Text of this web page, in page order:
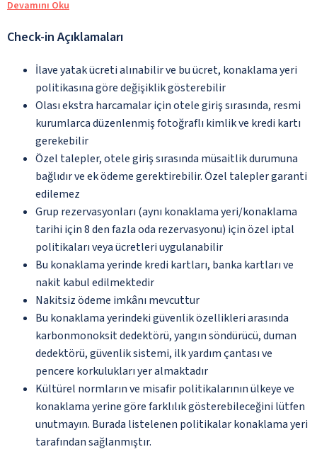
Devamını Oku
Check-in Açıklamaları
İlave yatak ücreti alınabilir ve bu ücret, konaklama yeri
politikasına göre değişiklik gösterebilir
Olası ekstra harcamalar için otele giriş sırasında, resmi
kurumlarca düzenlenmiş fotoğraflı kimlik ve kredi kartı
gerekebilir
Özel talepler, otele giriş sırasında müsaitlik durumuna
bağlıdır ve ek ödeme gerektirebilir. Özel talepler garanti
edilemez
Grup rezervasyonları (aynı konaklama yeri/konaklama
tarihi için 8 den fazla oda rezervasyonu) için özel iptal
politikaları veya ücretleri uygulanabilir
Bu konaklama yerinde kredi kartları, banka kartları ve
nakit kabul edilmektedir
Nakitsiz ödeme imkânı mevcuttur
Bu konaklama yerindeki güvenlik özellikleri arasında
karbonmonoksit dedektörü, yangın söndürücü, duman
dedektörü, güvenlik sistemi, ilk yardım çantası ve
pencere korkulukları yer almaktadır
Kültürel normların ve misafir politikalarının ülkeye ve
konaklama yerine göre farklılık gösterebileceğini lütfen
unutmayın. Burada listelenen politikalar konaklama yeri
tarafından sağlanmıştır.